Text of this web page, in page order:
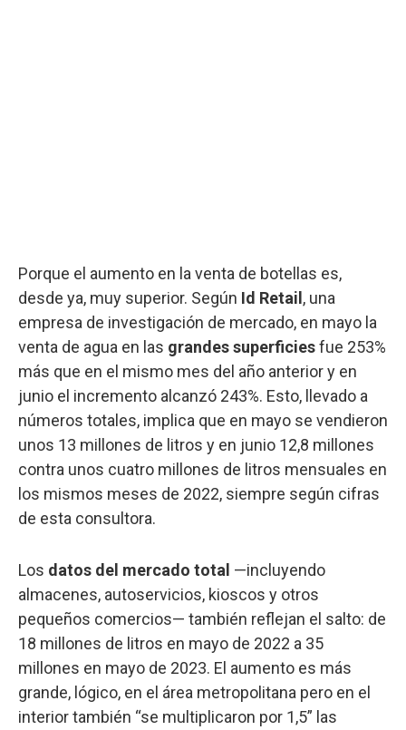
Porque el aumento en la venta de botellas es,
desde ya, muy superior. Según Id Retail , una
empresa de investigación de mercado, en mayo la
venta de agua en las grandes superficiesfue 253%
más que en el mismo mes del año anterior y en
junio el incremento alcanzó 243%. Esto, llevado a
números totales, implica que en mayo se vendieron
unos 13 millones de litros y en junio 12,8 millones
contra unos cuatro millones de litros mensuales en
los mismos meses de 2022, siempre según cifras
de esta consultora.
Los datos del mercado total —incluyendo
almacenes, autoservicios, kioscos y otros
pequeños comercios— también reflejan el salto: de
18 millones de litros en mayo de 2022 a 35
millones en mayo de 2023. El aumento es más
grande, lógico, en el área metropolitana pero en el
interior también “se multiplicaron por 1,5” las